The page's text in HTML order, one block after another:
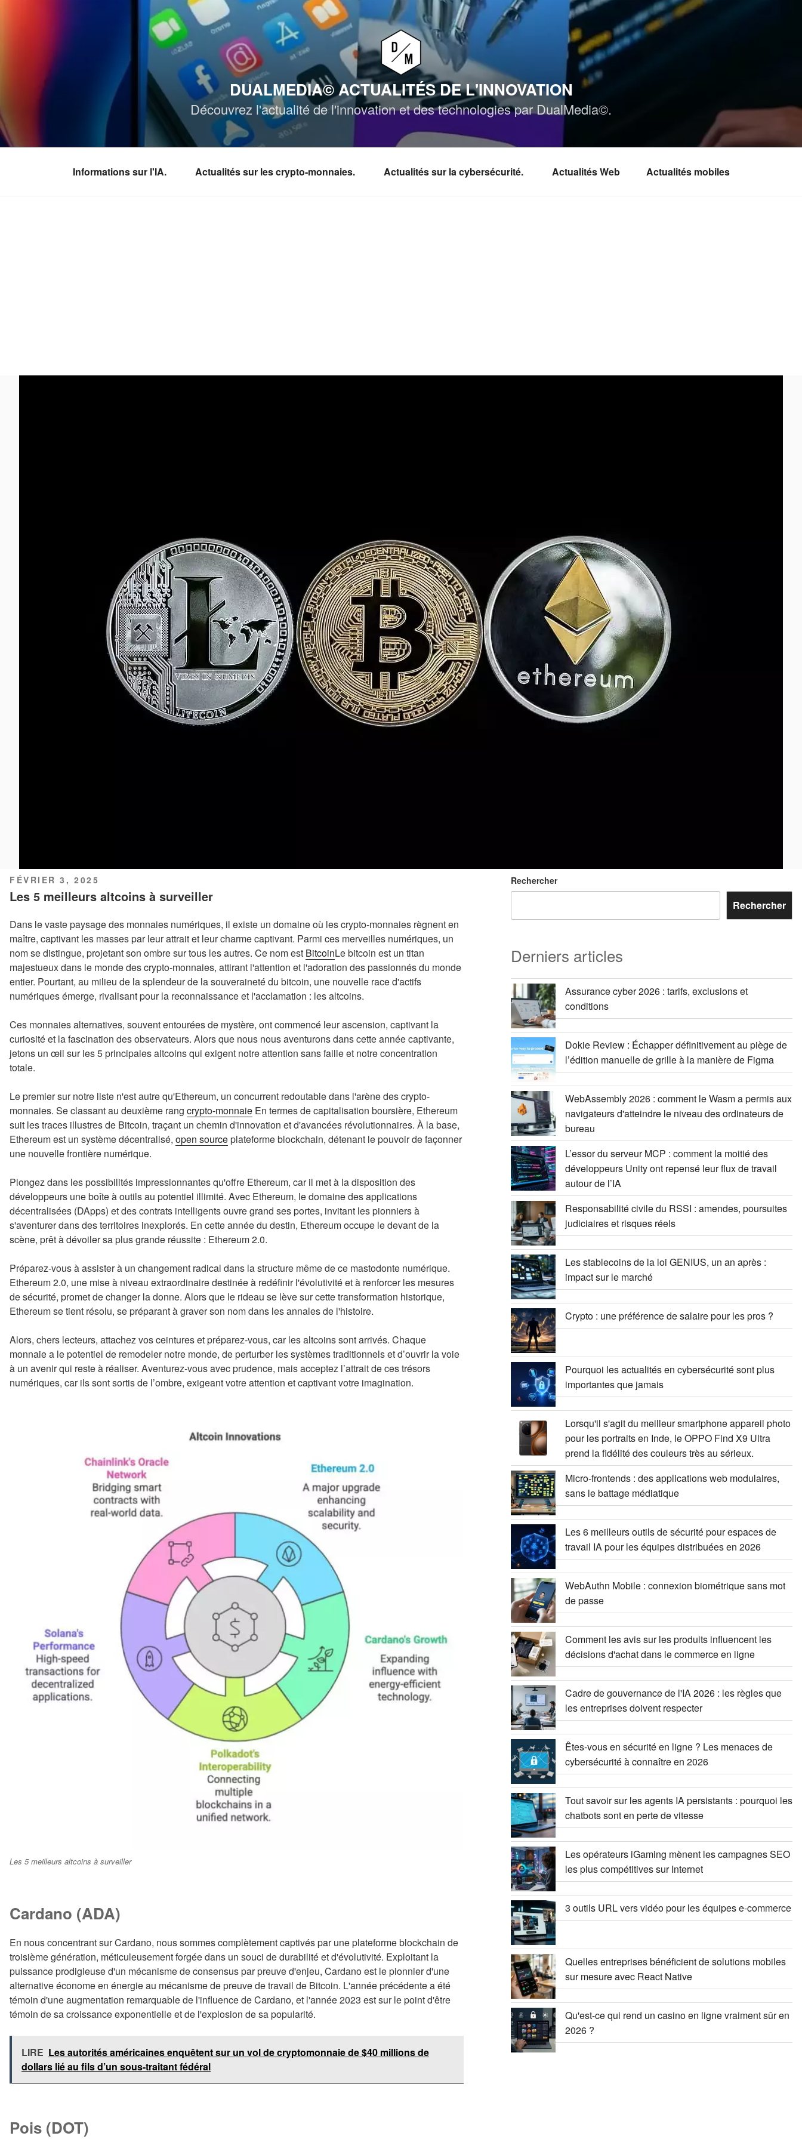
DUALMEDIA© ACTUALITÉS DE L'INNOVATION
Découvrez l'actualité de l'innovation et des technologies par DualMedia©.
Informations sur l'IA. Actualités sur les crypto-monnaies. Actualités sur la cybersécurité. Actualités Web Actualités mobiles
PUBLIÉ
LE
FÉVRIER 3, 2025
Les 5 meilleurs altcoins à surveiller
Dans le vaste paysage des monnaies numériques, il existe un domaine où les crypto-monnaies règnent en
maître, captivant les masses par leur attrait et leur charme captivant. Parmi ces merveilles numériques, un
nom se distingue, projetant son ombre sur tous les autres. Ce nom est BitcoinLe bitcoin est un titan
majestueux dans le monde des crypto-monnaies, attirant l'attention et l'adoration des passionnés du monde
entier. Pourtant, au milieu de la splendeur de la souveraineté du bitcoin, une nouvelle race d'actifs
numériques émerge, rivalisant pour la reconnaissance et l'acclamation : les altcoins.
Ces monnaies alternatives, souvent entourées de mystère, ont commencé leur ascension, captivant la
curiosité et la fascination des observateurs. Alors que nous nous aventurons dans cette année captivante,
jetons un œil sur les 5 principales altcoins qui exigent notre attention sans faille et notre concentration
totale.
Le premier sur notre liste n'est autre qu'Ethereum, un concurrent redoutable dans l'arène des crypto-
monnaies. Se classant au deuxième rang crypto-monnaie En termes de capitalisation boursière, Ethereum
suit les traces illustres de Bitcoin, traçant un chemin d'innovation et d'avancées révolutionnaires. À la base,
Ethereum est un système décentralisé, open sourceplateforme blockchain, détenant le pouvoir de façonner
une nouvelle frontière numérique.
Plongez dans les possibilités impressionnantes qu'offre Ethereum, car il met à la disposition des
développeurs une boîte à outils au potentiel illimité. Avec Ethereum, le domaine des applications
décentralisées (DApps) et des contrats intelligents ouvre grand ses portes, invitant les pionniers à
s'aventurer dans des territoires inexplorés. En cette année du destin, Ethereum occupe le devant de la
scène, prêt à dévoiler sa plus grande réussite : Ethereum 2.0.
Préparez-vous à assister à un changement radical dans la structure même de ce mastodonte numérique.
Ethereum 2.0, une mise à niveau extraordinaire destinée à redéfinir l'évolutivité et à renforcer les mesures
de sécurité, promet de changer la donne. Alors que le rideau se lève sur cette transformation historique,
Ethereum se tient résolu, se préparant à graver son nom dans les annales de l'histoire.
Alors, chers lecteurs, attachez vos ceintures et préparez-vous, car les altcoins sont arrivés. Chaque
monnaie a le potentiel de remodeler notre monde, de perturber les systèmes traditionnels et d’ouvrir la voie
à un avenir qui reste à réaliser. Aventurez-vous avec prudence, mais acceptez l’attrait de ces trésors
numériques, car ils sont sortis de l’ombre, exigeant votre attention et captivant votre imagination.
Les 5 meilleurs altcoins à surveiller
Cardano (ADA)
En nous concentrant sur Cardano, nous sommes complètement captivés par une plateforme blockchain de
troisième génération, méticuleusement forgée dans un souci de durabilité et d'évolutivité. Exploitant la
puissance prodigieuse d'un mécanisme de consensus par preuve d'enjeu, Cardano est le pionnier d'une
alternative économe en énergie au mécanisme de preuve de travail de Bitcoin. L'année précédente a été
témoin d'une augmentation remarquable de l'influence de Cardano, et l'année 2023 est sur le point d'être
témoin de sa croissance exponentielle et de l'explosion de sa popularité.
LIRE Les autorités américaines enquêtent sur un vol de cryptomonnaie de $40 millions de
dollars lié au fils d’un sous-traitant fédéral
Pois (DOT)
Rechercher
Rechercher
Derniers articles
Assurance cyber 2026 : tarifs, exclusions et
conditions
Dokie Review : Échapper définitivement au piège de
l’édition manuelle de grille à la manière de Figma
WebAssembly 2026 : comment le Wasm a permis aux
navigateurs d'atteindre le niveau des ordinateurs de
bureau
L’essor du serveur MCP : comment la moitié des
développeurs Unity ont repensé leur flux de travail
autour de l’IA
Responsabilité civile du RSSI : amendes, poursuites
judiciaires et risques réels
Les stablecoins de la loi GENIUS, un an après :
impact sur le marché
Crypto : une préférence de salaire pour les pros ?
Pourquoi les actualités en cybersécurité sont plus
importantes que jamais
Lorsqu'il s'agit du meilleur smartphone appareil photo
pour les portraits en Inde, le OPPO Find X9 Ultra
prend la fidélité des couleurs très au sérieux.
Micro-frontends : des applications web modulaires,
sans le battage médiatique
Les 6 meilleurs outils de sécurité pour espaces de
travail IA pour les équipes distribuées en 2026
WebAuthn Mobile : connexion biométrique sans mot
de passe
Comment les avis sur les produits influencent les
décisions d'achat dans le commerce en ligne
Cadre de gouvernance de l'IA 2026 : les règles que
les entreprises doivent respecter
Êtes-vous en sécurité en ligne ? Les menaces de
cybersécurité à connaître en 2026
Tout savoir sur les agents IA persistants : pourquoi les
chatbots sont en perte de vitesse
Les opérateurs iGaming mènent les campagnes SEO
les plus compétitives sur Internet
3 outils URL vers vidéo pour les équipes e-commerce
Quelles entreprises bénéficient de solutions mobiles
sur mesure avec React Native
Qu'est-ce qui rend un casino en ligne vraiment sûr en
2026 ?